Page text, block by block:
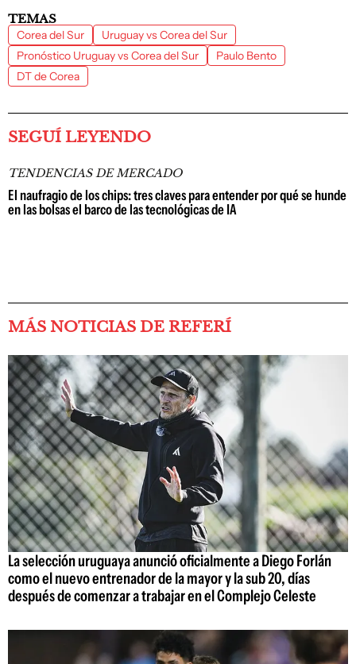
TEMAS
Corea del Sur
Uruguay vs Corea del Sur
Pronóstico Uruguay vs Corea del Sur
Paulo Bento
DT de Corea
SEGUÍ LEYENDO
TENDENCIAS DE MERCADO
El naufragio de los chips: tres claves para entender por qué se hunde
en las bolsas el barco de las tecnológicas de IA
MÁS NOTICIAS DE REFERÍ
La selección uruguaya anunció oficialmente a Diego Forlán
como el nuevo entrenador de la mayor y la sub 20, días
después de comenzar a trabajar en el Complejo Celeste